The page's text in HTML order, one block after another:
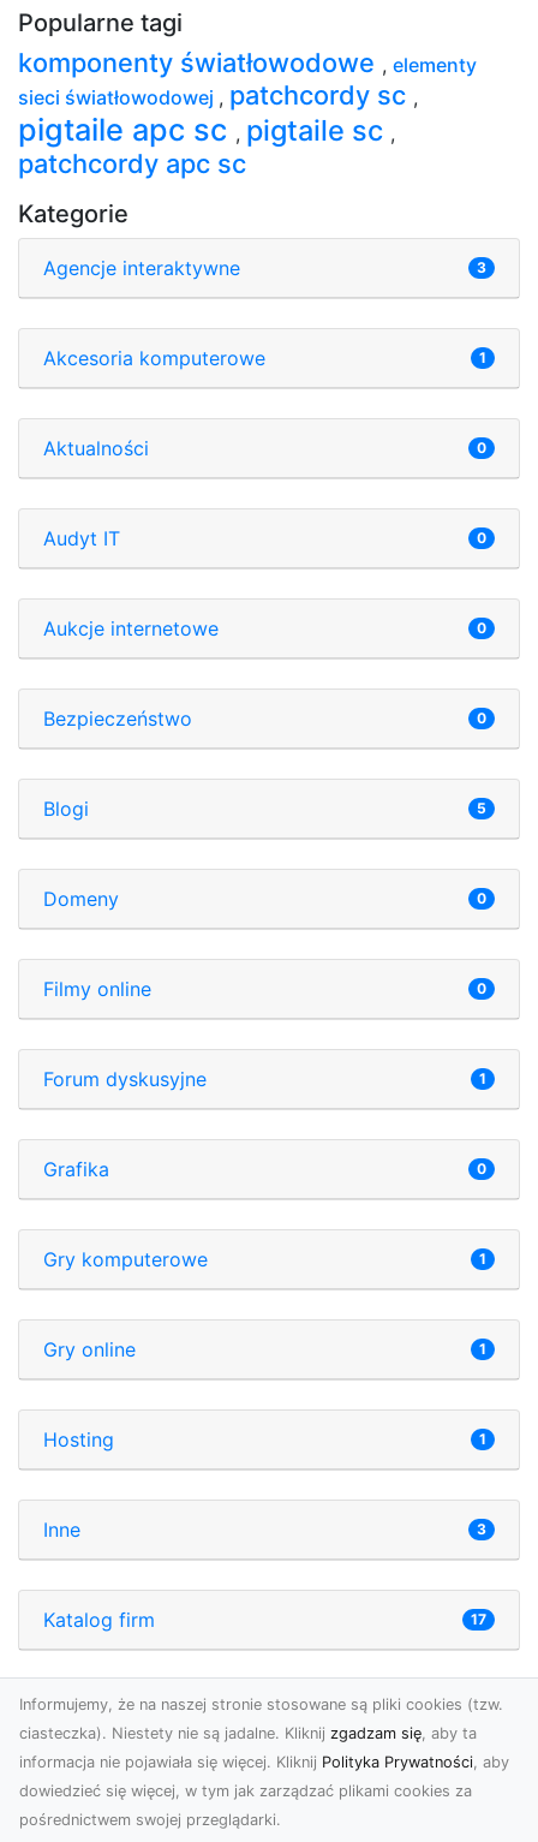
Popularne tagi
komponenty światłowodowe , elementy
sieci światłowodowej , patchcordy sc ,
pigtaile apc sc , pigtaile sc ,
patchcordy apc sc
Kategorie
Agencje interaktywne 3
Akcesoria komputerowe 1
Aktualności 0
Audyt IT 0
Aukcje internetowe 0
Bezpieczeństwo 0
Blogi 5
Domeny 0
Filmy online 0
Forum dyskusyjne 1
Grafika 0
Gry komputerowe 1
Gry online 1
Hosting 1
Inne 3
Katalog firm 17
Katalog stron 14
Katalogi tematyczne
Informujemy, że na naszej stronie stosowane są pliki cookies (tzw.
ciasteczka). Niestety nie są jadalne. Kliknij zgadzam się, aby ta
informacja nie pojawiała się więcej. Kliknij Polityka Prywatności, aby
dowiedzieć się więcej, w tym jak zarządzać plikami cookies za
pośrednictwem swojej przeglądarki.